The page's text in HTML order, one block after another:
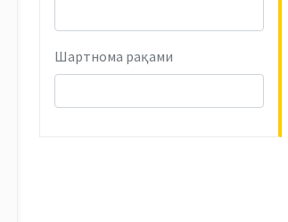
Шартнома рақами